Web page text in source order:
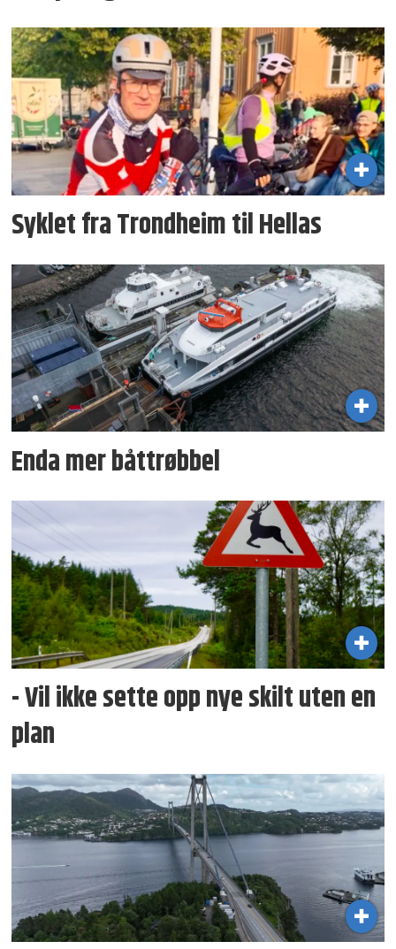
Syklet fra Trondheim til Hellas
Enda mer båttrøbbel
- Vil ikke sette opp nye skilt uten en
plan